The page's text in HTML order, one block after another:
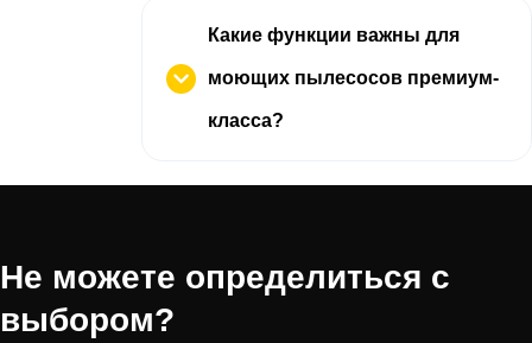
Какие функции важны для
моющих пылесосов премиум-
класса?
Не можете определиться с
выбором?